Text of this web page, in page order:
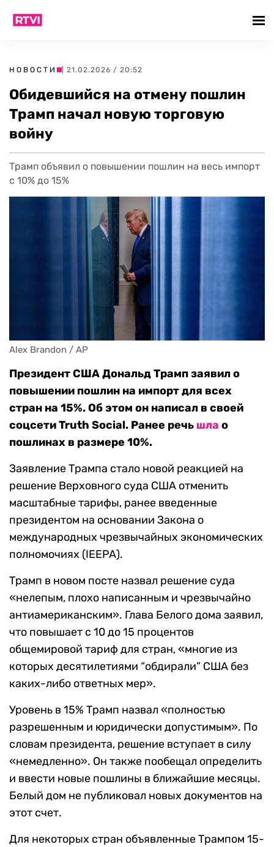
НОВОСТИ | 21.02.2026 / 20:52
Обидевшийся на отмену пошлин
Трамп начал новую торговую
войну
Трамп объявил о повышении пошлин на весь импорт
с 10% до 15%
Alex Brandon / AP
Президент США Дональд Трамп заявил о
повышении пошлин на импорт для всех
стран на 15%. Об этом он написал в своей
соцсети Truth Social. Ранее речь шла о
пошлинах в размере 10%.
Заявление Трампа стало новой реакцией на
решение Верховного суда США отменить
масштабные тарифы, ранее введенные
президентом на основании Закона о
международных чрезвычайных экономических
полномочиях (IEEPA).
Трамп в новом посте назвал решение суда
«нелепым, плохо написанным и чрезвычайно
антиамериканским». Глава Белого дома заявил,
что повышает с 10 до 15 процентов
общемировой тариф для стран, «многие из
которых десятилетиями “обдирали” США без
каких-либо ответных мер».
Уровень в 15% Трамп назвал «полностью
разрешенным и юридически допустимым». По
словам президента, решение вступает в силу
«немедленно». Он также пообещал определить
и ввести новые пошлины в ближайшие месяцы.
Белый дом не публиковал новых документов на
этот счет.
Для некоторых стран объявленные Трампом 15-